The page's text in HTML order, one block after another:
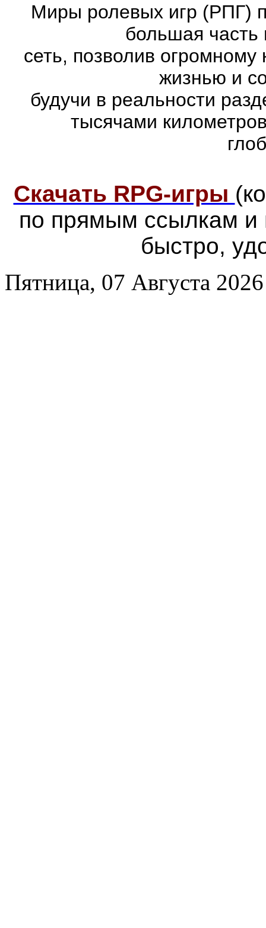
Миры ролевых игр (РПГ)
большая часть
сеть, позволив огромному
жизнью и
будучи в реальности
тысячами
Скачать RPG-игры
по прямым ссылкам и
быстро,
Пятница, 07 Августа 2026